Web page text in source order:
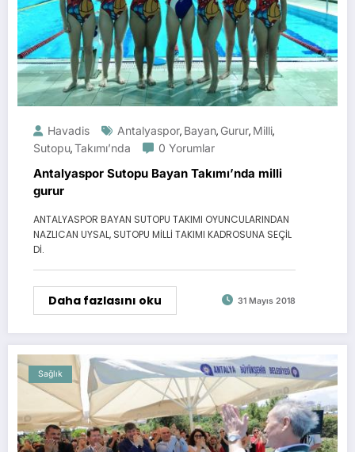
Havadis Antalyaspor, Bayan, Gurur, Milli,
Sutopu,Takımı’nda 0 Yorumlar
Antalyaspor Sutopu Bayan Takımı’nda milli
gurur
ANTALYASPOR BAYAN SUTOPU TAKIMI OYUNCULARINDAN
NAZLICAN UYSAL, SUTOPU MİLLİ TAKIMI KADROSUNA SEÇİL
Dİ.
Daha fazlasını oku 31 Mayıs 2018
Sağlık